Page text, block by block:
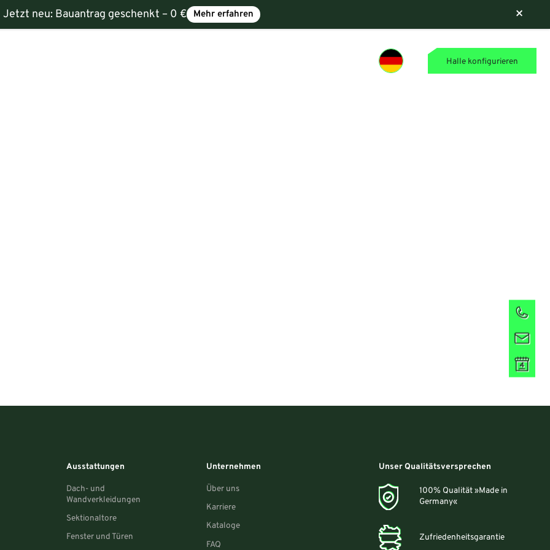
Halle konfigurieren
Ausstattungen
Dach- und
Wandverkleidungen
Sektionaltore
Fenster und Türen
Unternehmen
Über uns
Karriere
Kataloge
FAQ
Unser Qualitätsversprechen
100% Qualität »Made in
Germany«
Zufriedenheitsgarantie
Jetzt neu:Bauantrag geschenkt – 0 € Mehr erfahren ×